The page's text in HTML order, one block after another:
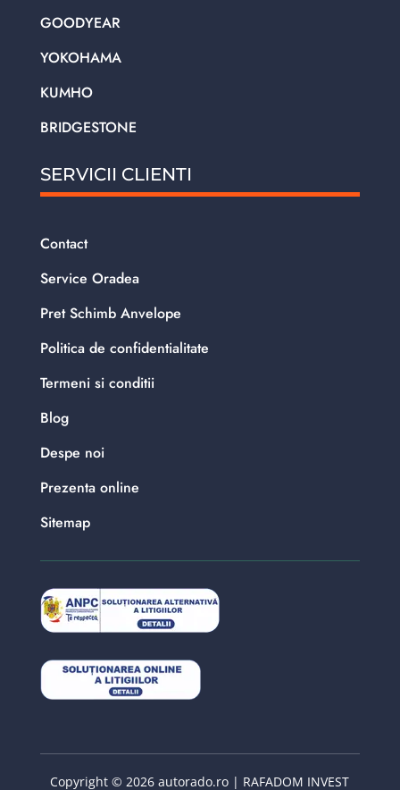
GOODYEAR
YOKOHAMA
KUMHO
BRIDGESTONE
SERVICII CLIENTI
Contact
Service Oradea
Pret Schimb Anvelope
Politica de confidentialitate
Termeni si conditii
Blog
Despe noi
Prezenta online
Sitemap
Copyright © 2026 autorado.ro | RAFADOM INVEST